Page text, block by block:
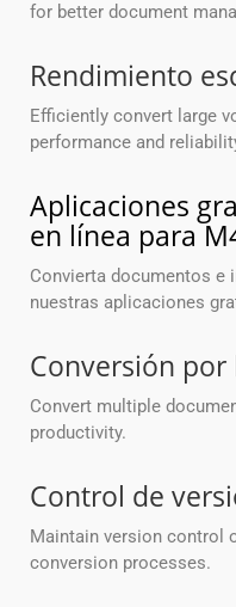
for better document
Rendimiento
Efficiently convert large
performance and
Aplicaciones
en línea para
Convierta documentos e
nuestras aplicaciones
Conversión por
Convert multiple
productivity.
Control de
Maintain version control
conversion processes.